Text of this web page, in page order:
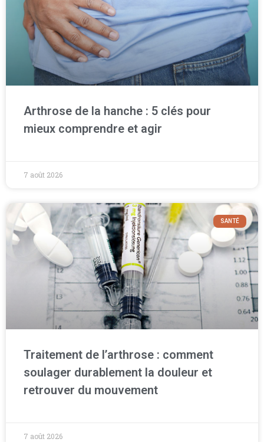
Arthrose de la hanche : 5 clés pour
mieux comprendre et agir
7 août 2026
SANTÉ
Traitement de l’arthrose : comment
soulager durablement la douleur et
retrouver du mouvement
7 août 2026